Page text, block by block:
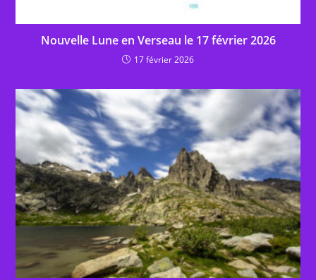
Nouvelle Lune en Verseau le 17 février 2026
17 février 2026